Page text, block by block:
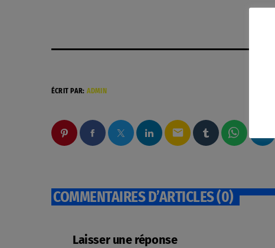
ÉCRIT PAR: ADMIN
email
COMMENTAIRES D’ARTICLES (0)
Laisser une réponse